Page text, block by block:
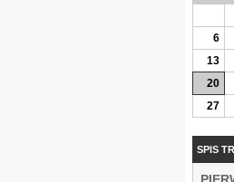
6
13
20
27
SPIS